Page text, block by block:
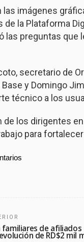
las imágenes
la Plataforma
las preguntas
secretario de
Base y Domingo
técnico a los
de los dirigentes
para
familiares de afiliados
de RD$2 mil